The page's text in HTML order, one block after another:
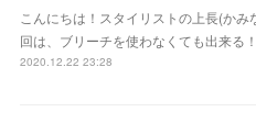
こんにちは！スタイリストの上長(か
回は、ブリーチを使わなくても出来る
2020.12.22 23:28